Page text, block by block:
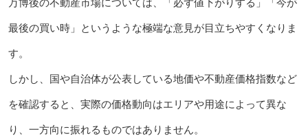
最後の買い時」というような極端な意見が目立ちやすくなりま
す。
しかし、国や自治体が公表している地価や不動産価格指数など
を確認すると、実際の価格動向はエリアや用途によって異な
り、一方向に振れるものではありません。